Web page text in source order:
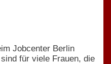
Jobcenter Berlin
für viele Frauen, die